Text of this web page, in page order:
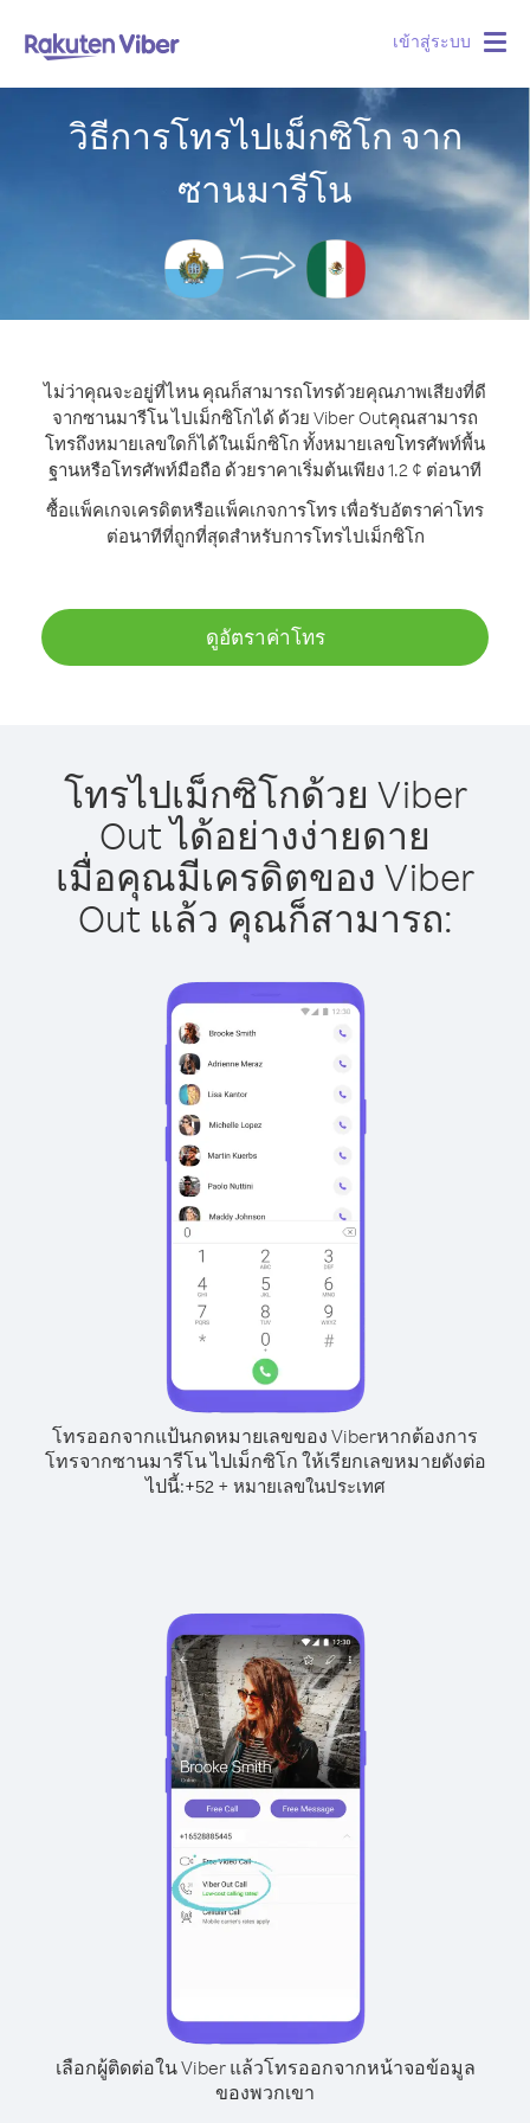
เข้าสู่ระบบ
วิธีการโทรไปเม็กซิโก จาก
ซานมารีโน
ไม่ว่าคุณจะอยู่ที่ไหน คุณก็สามารถโทรด้วยคุณภาพเสียงที่ดี
จากซานมารีโน ไปเม็กซิโกได้ ด้วย Viber Outคุณสามารถ
โทรถึงหมายเลขใดก็ได้ในเม็กซิโก ทั้งหมายเลขโทรศัพท์พื้น
ฐานหรือโทรศัพท์มือถือ ด้วยราคาเริ่มต้นเพียง 1.2 ¢ ต่อนาที
ซื้อแพ็คเกจเครดิตหรือแพ็คเกจการโทร เพื่อรับอัตราค่าโทร
ต่อนาทีที่ถูกที่สุดสำหรับการโทรไปเม็กซิโก
ดูอัตราค่าโทร
โทรไปเม็กซิโกด้วย Viber
Out ได้อย่างง่ายดาย
เมื่อคุณมีเครดิตของ Viber
Out แล้ว คุณก็สามารถ:
โทรออกจากแป้นกดหมายเลขของ Viberหากต้องการ
โทรจากซานมารีโน ไปเม็กซิโก ให้เรียกเลขหมายดังต่อ
ไปนี้:+52+ หมายเลขในประเทศ
เลือกผู้ติดต่อใน Viber แล้วโทรออกจากหน้าจอข้อมูล
ของพวกเขา